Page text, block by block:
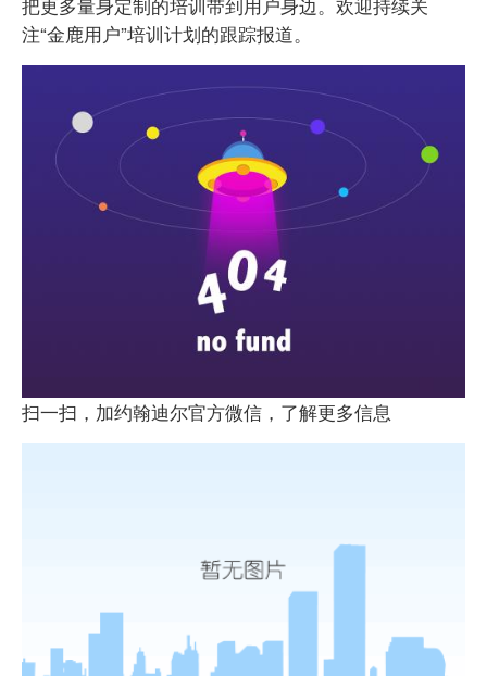
注“金鹿用户”培训计划的跟踪报道。
扫一扫，加约翰迪尔官方微信，了解更多信息